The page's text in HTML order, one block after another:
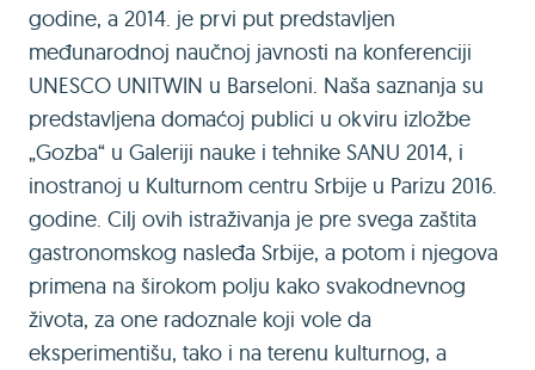
godine, a 2014. je prvi put predstavljen
međunarodnoj naučnoj javnosti na konferenciji
UNESCO UNITWIN u Barseloni. Naša saznanja su
predstavljena domaćoj publici u okviru izložbe
„Gozba“ u Galeriji nauke i tehnike SANU 2014, i
inostranoj u Kulturnom centru Srbije u Parizu 2016.
godine. Cilj ovih istraživanja je pre svega zaštita
gastronomskog nasleđa Srbije, a potom i njegova
primena na širokom polju kako svakodnevnog
života, za one radoznale koji vole da
eksperimentišu, tako i na terenu kulturnog, a